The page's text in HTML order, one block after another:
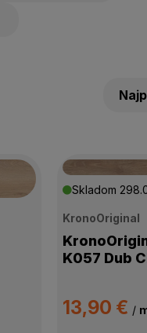
Skladom
KronoOriginal
K057 Dub
13,90 € /